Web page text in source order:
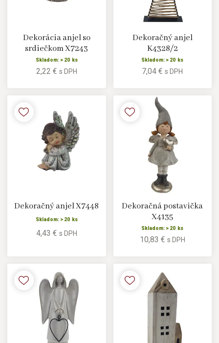
Dekorácia anjel so
srdiečkom X7243
Skladom: > 20 ks
2,22 € s DPH
Dekoračný anjel
K4328/2
Skladom: > 20 ks
7,04 €s DPH
Dekoračný anjel X7448
Skladom: > 20 ks
4,43 € s DPH
Dekoračná postavička
X4135
Skladom: > 20 ks
10,83 € s DPH